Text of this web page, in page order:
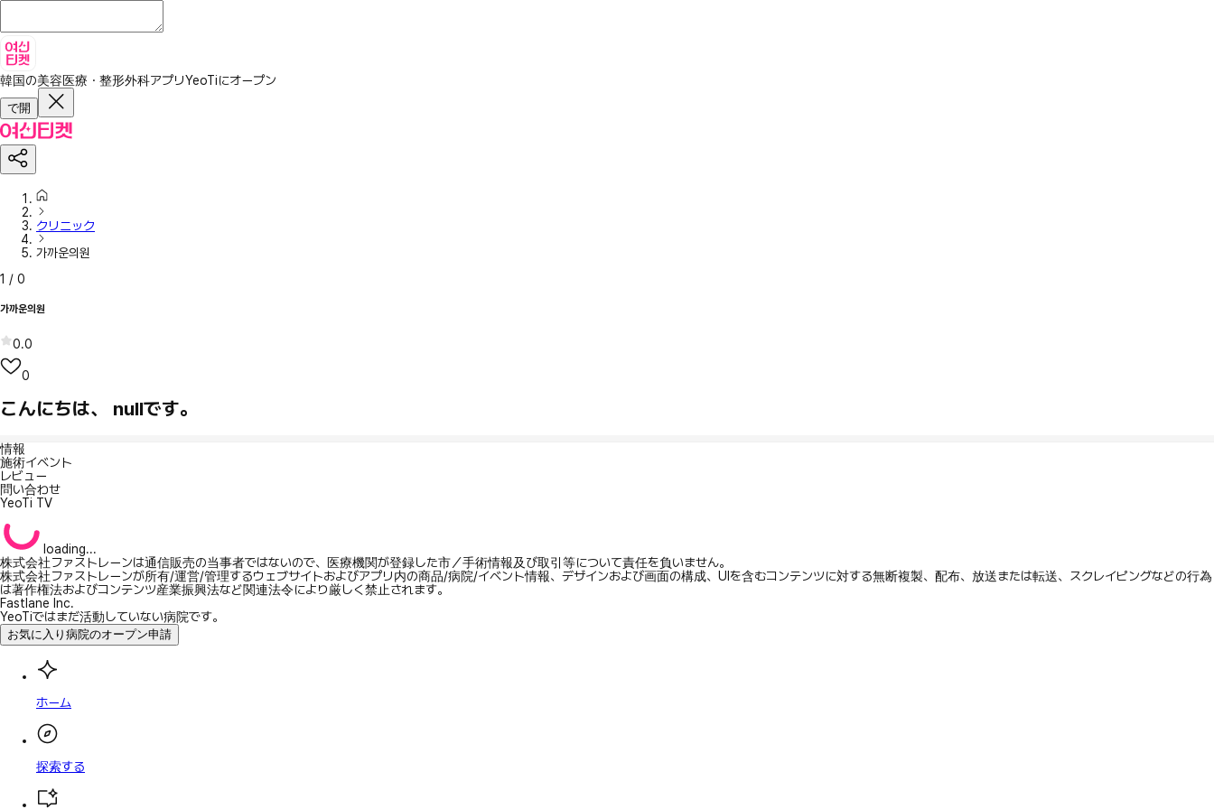
韓国の美容医療・整形外科アプリYeoTiにオープン
で開
クリニック
가까운의원
1 / 0
가까운의원
0.0
0
こんにちは、 nullです。
情報
施術イベント
レビュー
問い合わせ
YeoTi TV
loading...
株式会社ファストレーンは通信販売の当事者ではないので、医療機関が登録した市／手術情報及び取引等について責任を負いません。
株式会社ファストレーンが所有/運営/管理するウェブサイトおよびアプリ内の商品/病院/イベント情報、デザインおよび画面の構成、UIを含むコンテンツに対する無断複製、配布、放送または転送、スクレイピングなどの行為
は著作権法およびコンテンツ産業振興法など関連法令により厳しく禁止されます。
Fastlane Inc.
YeoTiではまだ活動していない病院です。
お気に入り病院のオープン申請
ホーム
探索する